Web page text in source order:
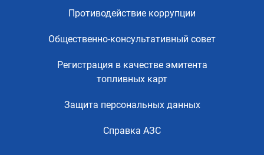
Противодействие коррупции
Общественно-консультативный совет
Регистрация в качестве эмитента
топливных карт
Защита персональных данных
Справка АЗС